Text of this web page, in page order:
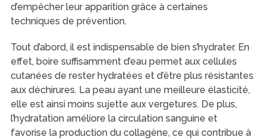
d’empêcher leur apparition grâce à certaines
techniques de prévention.
Tout d’abord, il est indispensable de bien s’hydrater. En
effet, boire suffisamment d’eau permet aux cellules
cutanées de rester hydratées et d’être plus résistantes
aux déchirures. La peau ayant une meilleure élasticité,
elle est ainsi moins sujette aux vergetures. De plus,
l’hydratation améliore la circulation sanguine et
favorise la production du collagène, ce qui contribue à